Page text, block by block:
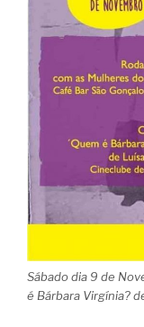
Sábado dia 9 de
é Bárbara Virgínia?